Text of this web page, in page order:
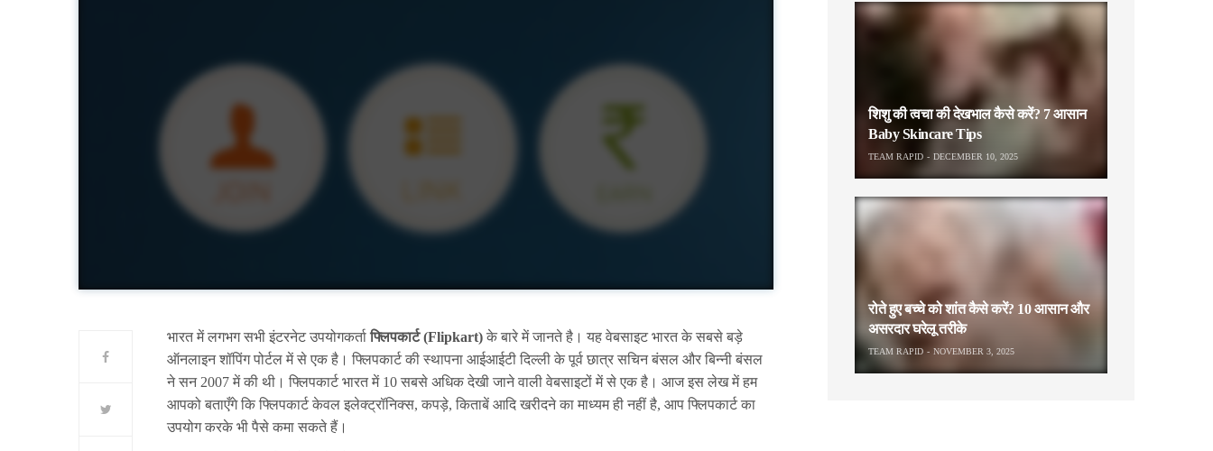
भारत में लगभग सभी इंटरनेट उपयोगकर्ताफ्लिपकार्ट (Flipkart) के बारे में जानते है। यह वेबसाइट भारत के सबसे बड़े
ऑनलाइन शॉपिंग पोर्टल में से एक है। फ्लिपकार्ट की स्थापना आईआईटी दिल्ली के पूर्व छात्र सचिन बंसल और बिन्नी बंसल
ने सन 2007 में की थी। फ्लिपकार्ट भारत में 10 सबसे अधिक देखी जाने वाली वेबसाइटों में से एक है। आज इस लेख में हम
आपको बताएँगे कि फ्लिपकार्ट केवल इलेक्ट्रॉनिक्स, कपड़े, किताबें आदि खरीदने का माध्यम ही नहीं है, आप फ्लिपकार्ट का
उपयोग करके भी पैसे कमा सकते हैं।
शिशु की त्वचा की देखभाल कैसे करें? 7 आसान
Baby Skincare Tips
TEAM RAPID DECEMBER 10, 2025
रोते हुए बच्चे को शांत कैसे करें? 10 आसान और
असरदार घरेलू तरीके
TEAM RAPID NOVEMBER 3, 2025